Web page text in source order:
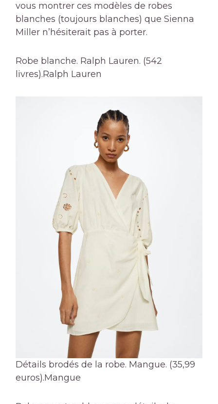
vous montrer ces modèles de robes
blanches (toujours blanches) que Sienna
Miller n’hésiterait pas à porter.
Robe blanche. Ralph Lauren. (542
livres).Ralph Lauren
Détails brodés de la robe. Mangue. (35,99
euros).Mangue